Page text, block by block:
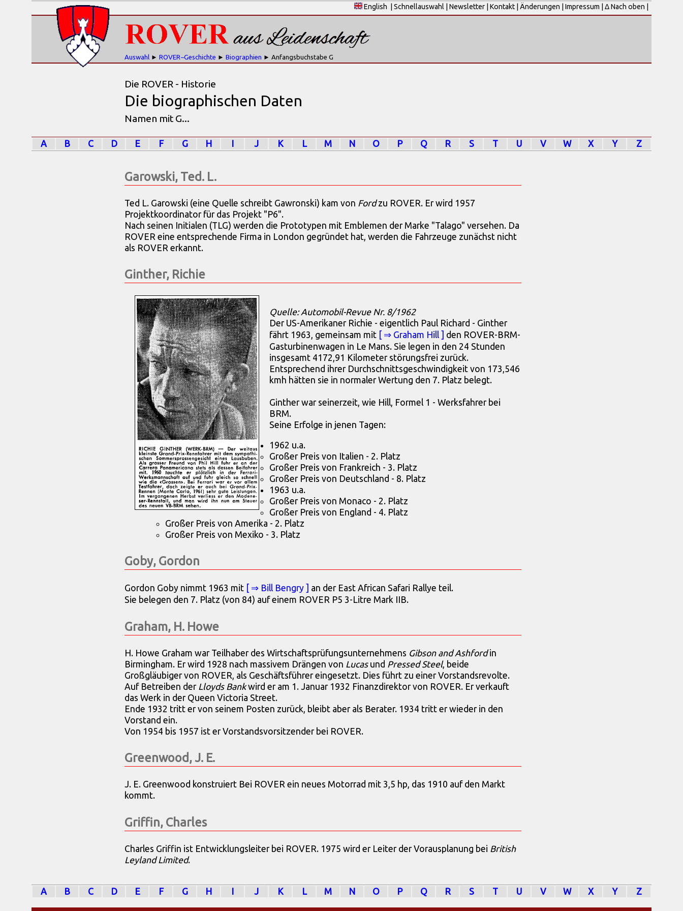
English Schnellauswahl Newsletter Kontakt Änderungen Impressum Δ Nach oben
Auswahl ► ROVER−Geschichte ► Biographien ► Anfangsbuchstabe G
Die ROVER - Historie
Die biographischen Daten
Namen mit G...
A B C D E F G H J K L M N O P Q R S T U V W X Y Z
Garowski, Ted. L.
Ted L. Garowski (eine Quelle schreibt Gawronski) kam von Fordzu ROVER. Er wird 1957
Projektkoordinator für das Projekt "P6".
Nach seinen Initialen (TLG) werden die Prototypen mit Emblemen der Marke "Talago" versehen. Da
ROVER eine entsprechende Firma in London gegründet hat, werden die Fahrzeuge zunächst nicht
als ROVER erkannt.
Ginther, Richie
Quelle: Automobil-Revue Nr. 8/1962
Der US-Amerikaner Richie - eigentlich Paul Richard - Ginther
fährt 1963, gemeinsam mit [ ⇒ Graham Hill ] den ROVER-BRM-
Gasturbinenwagen in Le Mans. Sie legen in den 24 Stunden
insgesamt 4172,91 Kilometer störungsfrei zurück.
Entsprechend ihrer Durchschnittsgeschwindigkeit von 173,546
kmh hätten sie in normaler Wertung den 7. Platz belegt.
Ginther war seinerzeit, wie Hill, Formel 1 - Werksfahrer bei
BRM.
Seine Erfolge in jenen Tagen:
1962 u.a.
Großer Preis von Italien - 2. Platz
Großer Preis von Frankreich - 3. Platz
Großer Preis von Deutschland - 8. Platz
1963 u.a.
Großer Preis von Monaco - 2. Platz
Großer Preis von England - 4. Platz
Großer Preis von Amerika - 2. Platz
Großer Preis von Mexiko - 3. Platz
Goby, Gordon
Gordon Goby nimmt 1963 mit [ ⇒ Bill Bengry ]
an der East African Safari Rallye teil.
Sie belegen den 7. Platz (von 84) auf einem ROVER P5 3-Litre Mark IIB.
Graham, H. Howe
H. Howe Graham war Teilhaber des Wirtschaftsprüfungsunternehmens Gibson and Ashfordin
Birmingham. Er wird 1928 nach massivem Drängen von Lucasund Pressed Steel, beide
Großgläubiger von ROVER, als Geschäftsführer eingesetzt. Dies führt zu einer Vorstandsrevolte.
Auf Betreiben der Lloyds Bankwird er am 1. Januar 1932 Finanzdirektor von ROVER. Er verkauft
das Werk in der Queen Victoria Street.
Ende 1932 tritt er von seinem Posten zurück, bleibt aber als Berater. 1934 tritt er wieder in den
Vorstand ein.
Von 1954 bis 1957 ist er Vorstandsvorsitzender bei ROVER.
Greenwood, J. E.
J. E. Greenwood konstruiert Bei ROVER ein neues Motorrad mit 3,5 hp, das 1910 auf den Markt
kommt.
Griffin, Charles
Charles Griffin ist Entwicklungsleiter bei ROVER. 1975 wird er Leiter der Vorausplanung bei British
Leyland Limited.
A B C D E F G H I J K L M N O P Q R S T U V W X Y Z